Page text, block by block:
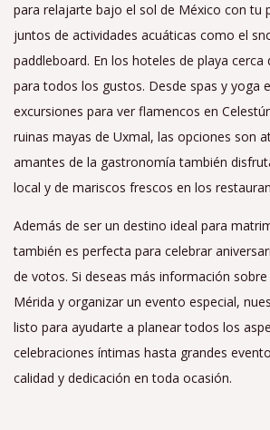
para relajarte bajo el sol de México con tu
juntos de actividades acuáticas como el
paddleboard. En los hoteles de playa cerca
para todos los gustos. Desde spas y yoga
excursiones para ver flamencos en
ruinas mayas de Uxmal, las opciones son
amantes de la gastronomía también
local y de mariscos frescos en los
Además de ser un destino ideal para
también es perfecta para celebrar
de votos. Si deseas más información
Mérida y organizar un evento especial,
listo para ayudarte a planear todos los
celebraciones íntimas hasta grandes
calidad y dedicación en toda ocasión.